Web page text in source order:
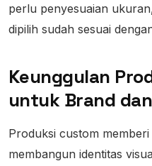
perlu penyesuaian
dipilih sudah sesuai
Keunggulan
untuk Brand
Produksi custom
membangun identitas